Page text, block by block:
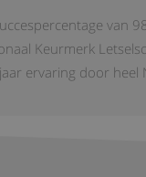
van
Keurmerk
ervaring door heel